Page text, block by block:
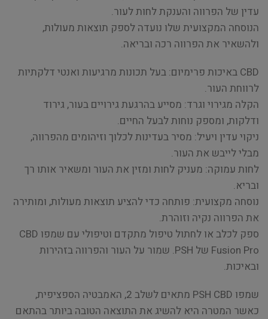
עדין של הפרווה והענקת לחות לעור.
הנוסחה המקצועית שלו נועדה לספק תוצאות מעולות,
ולהשאיר את הפרווה רכה ובריאה.
CBD באיכות פרימיום: בעל תכונות מרגיעות ואנטי דלקתיות
לרווחת העור.
הקלה מגירוי וגרד: מסייע בהרגעת גירויים בעור, גירוד
ודלקות, ומספק נוחות לבעל החיים.
ניקוי עדין ויעיל: מסיר בעדינות לכלוך וזיהומים מהפרווה,
מבלי לייבש את העור.
לחות עמוקה: מעניק לחות ומזין את העור ומשאיר אותו רך
ובריא.
נוסחה מקצועית: פותחה כדי להציע תוצאות מעולות, ומותירה
את הפרווה נקיה וזוהרת.
ספק לכלב או לחתול טיפול מתקדם וטיפולי עם שמפו CBD
Fusion Pro של PSH. שמור על העור והפרווה בזהירות
ובאיכות.
שמפו PSH CBD מתאים לשלב 2, האמבטיה הספציפית,
כאשר המטרה היא להשיג את התוצאה הטובה ביותר בהתאם